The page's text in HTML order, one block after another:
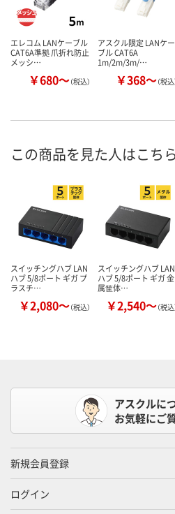
エレコム LANケーブル
CAT6A準拠 爪折れ防止
メッシ…
￥680～（税込）
アスクル限定 LANケー
ブル CAT6A
1m/2m/3m/…
￥368～（税込
この商品を見た人はこち
スイッチングハブ LAN
ハブ 5/8ポート ギガ プ
ラスチ…
￥2,080～（税込）
スイッチングハブ LAN
ハブ 5/8ポート ギガ 金
属筐体…
￥2,540～（税込
アスクルに
お気軽にご
新規会員登録
ログイン